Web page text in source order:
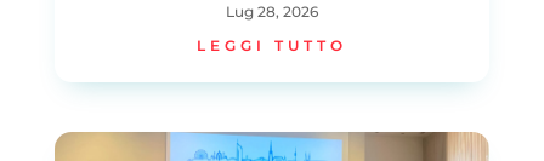
Lug 28, 2026
LEGGI TUTTO